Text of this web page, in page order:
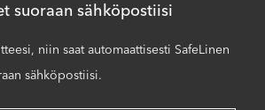
suoraan sähköpostiisi
niin saat automaattisesti SafeLinen
sähköpostiisi.